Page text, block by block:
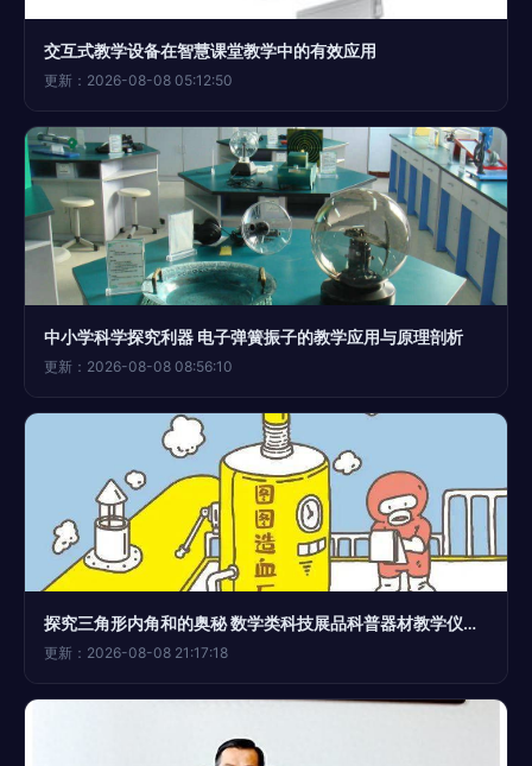
交互式教学设备在智慧课堂教学中的有效应用
更新：2026-08-08 05:12:50
中小学科学探究利器 电子弹簧振子的教学应用与原理剖析
更新：2026-08-08 08:56:10
探究三角形内角和的奥秘 数学类科技展品科普器材教学仪器解析
更新：2026-08-08 21:17:18